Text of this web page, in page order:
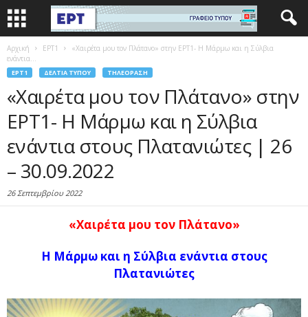
Αρχική EΡΤ1
«Χαιρέτα μου τον Πλάτανο» στην ΕΡΤ1- Η Μάρμω και η Σύλβια
ενάντια...
EΡΤ1 ΔΕΛΤΊΑ ΤΎΠΟΥ ΤΗΛΕΌΡΑΣΗ
«Χαιρέτα μου τον Πλάτανο» στην
ΕΡΤ1- Η Μάρμω και η Σύλβια
ενάντια στους Πλατανιώτες | 26
– 30.09.2022
26 Σεπτεμβρίου 2022
«Χαιρέτα μου τον Πλάτανο»
Η Μάρμω και η Σύλβια ενάντια στους
Πλατανιώτες